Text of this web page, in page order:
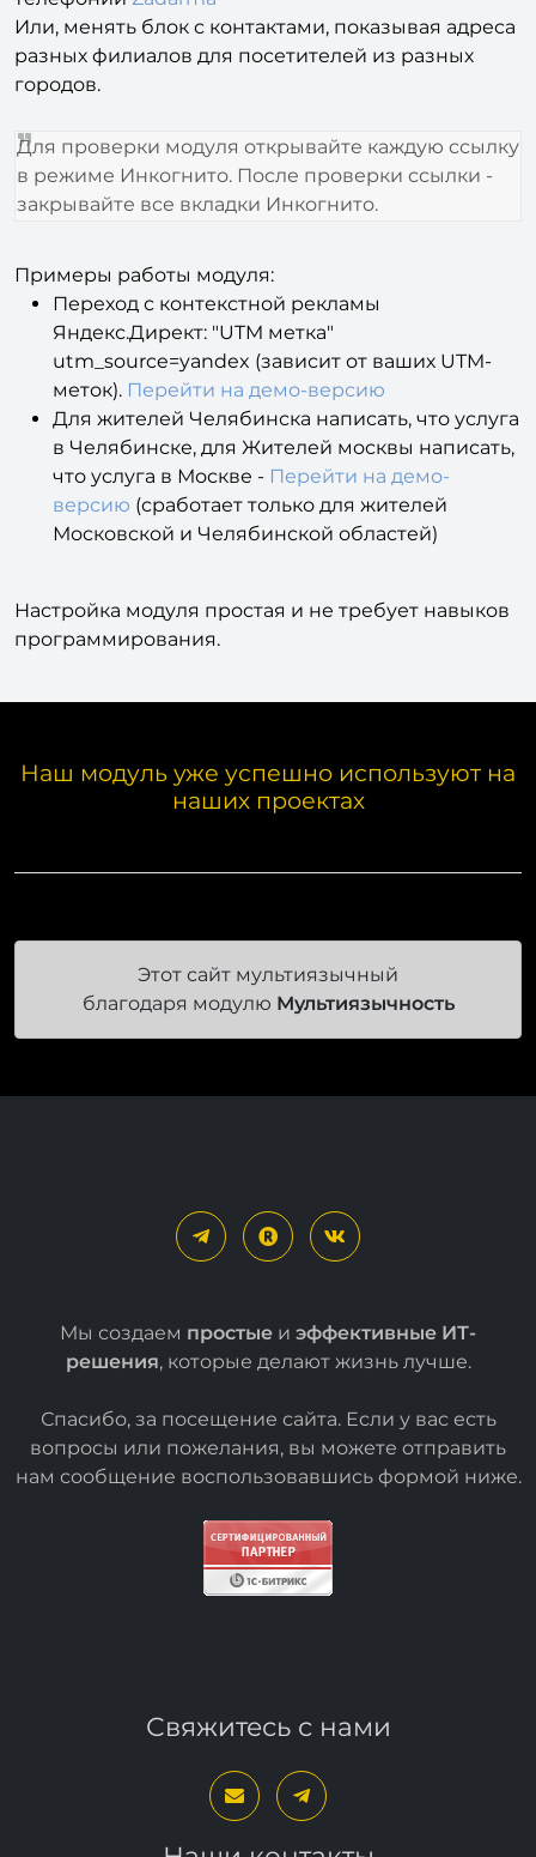
Или, менять блок с контактами, показывая адреса
разных филиалов для посетителей из разных
городов.
Для проверки модуля открывайте каждую ссылку
в режиме Инкогнито. После проверки ссылки -
закрывайте все вкладки Инкогнито.
Примеры работы модуля:
Переход с контекстной рекламы
Яндекс.Директ: "UTM метка"
utm_source=yandex (зависит от ваших UTM-
меток). Перейти на демо-версию
Для жителей Челябинска написать, что услуга
в Челябинске, для Жителей москвы написать,
что услуга в Москве - Перейти на демо-
версию (сработает только для жителей
Московской и Челябинской областей)
Настройка модуля простая и не требует навыков
программирования.
Наш модуль уже успешно используют на
наших проектах
Этот сайт мультиязычный
благодаря модулю Мультиязычность
Мы создаем простые и эффективные ИТ-
решения, которые делают жизнь лучше.
Спасибо, за посещение сайта. Если у вас есть
вопросы или пожелания, вы можете отправить
нам сообщение воспользовавшись формой ниже.
Свяжитесь с нами